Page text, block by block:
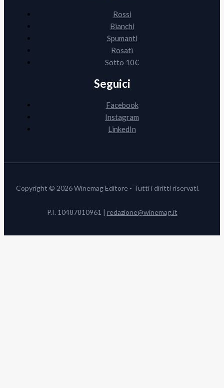
Rossi
Bianchi
Spumanti
Rosati
Sotto 10€
Seguici
Facebook
Instagram
LinkedIn
Copyright © 2026 Winemag Editore - Tutti i diritti riservati.
P.I. 10487810961 | redazione@winemag.it